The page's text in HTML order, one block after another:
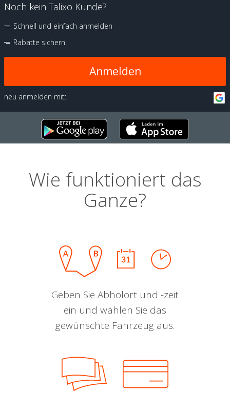
Noch kein Talixo Kunde?
Schnell und einfach anmelden
Rabatte sichern
Anmelden
neu anmelden mit:
Wie funktioniert das
Ganze?
Geben Sie Abholort und -zeit
ein und wählen Sie das
gewünschte Fahrzeug aus.